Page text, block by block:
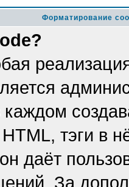
Форматирование
каждом
тэги в
даёт
За